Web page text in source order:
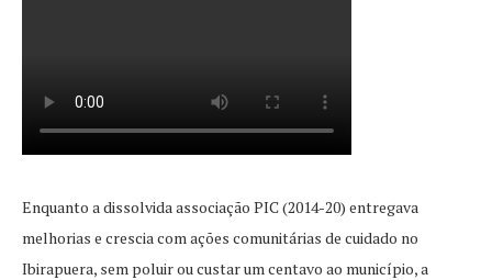
Enquanto a dissolvida associação PIC (2014-20) entregava
melhorias e crescia com ações comunitárias de cuidado no
Ibirapuera, sem poluir ou custar um centavo ao município, a